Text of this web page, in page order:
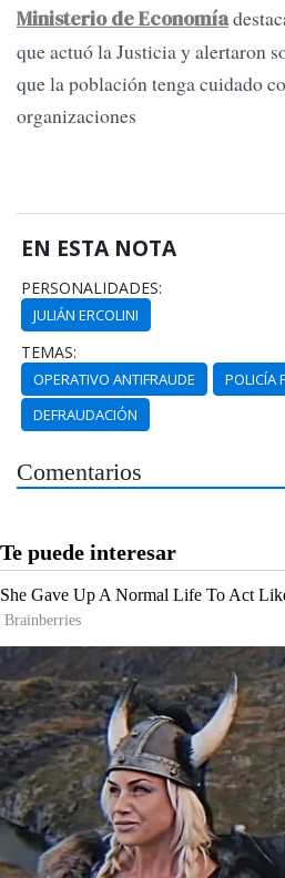
Ministerio de Economía
que actuó la Justicia y alertaron
que la población tenga cuidado
organizaciones
EN ESTA NOTA
PERSONALIDADES:
JULIÁN ERCOLINI
TEMAS:
OPERATIVO ANTIFRAUDE
POLICÍA
DEFRAUDACIÓN
Comentarios